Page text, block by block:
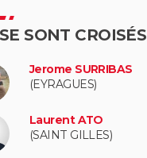
SONT CROISÉS
Jerome SURRIBAS
(EYRAGUES)
Laurent ATO
(SAINT GILLES)